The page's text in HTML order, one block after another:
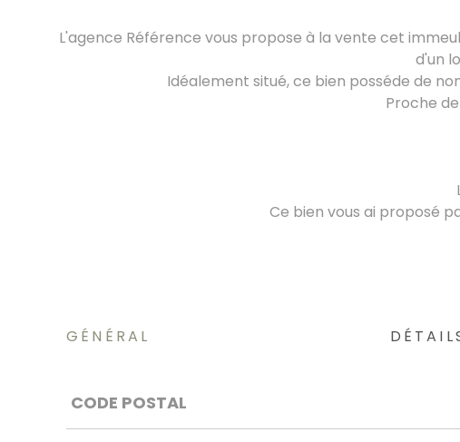
L'agence Référence vous propose à la vente cet
d'un
Idéalement situé, ce bien posséde de
Proche
Ce bien vous ai proposé
GÉNÉRAL
Caractérisque Valeurs
CODE POSTAL